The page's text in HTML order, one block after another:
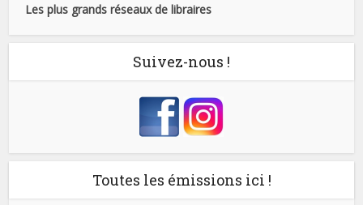
Les plus grands réseaux de libraires
Suivez-nous !
Toutes les émissions ici !